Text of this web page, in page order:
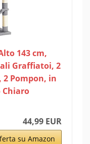
143 cm,
Graffiatoi, 2
2 Pompon, in
Chiaro
44,99 EUR
su Amazon